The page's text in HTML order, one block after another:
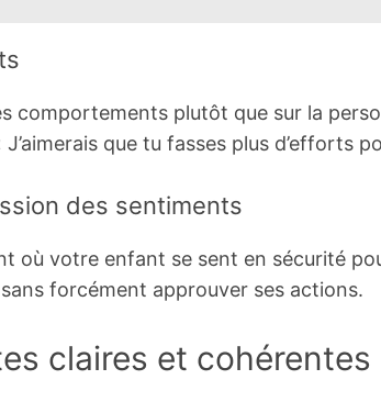
comportements plutôt que sur la
que tu fasses plus d’efforts
des sentiments
où votre enfant se sent en sécurité
forcément approuver ses actions.
claires et cohérentes